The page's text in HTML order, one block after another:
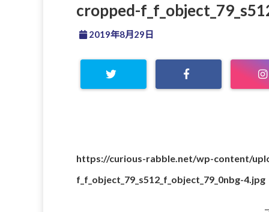
cropped-
2019年8月29日
https://curious-rabble.net/wp-content/
f_f_object_79_s512_f_object_79_0nbg-4.jpg